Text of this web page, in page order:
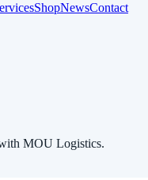
ShopNewsContact
MOU Logistics.